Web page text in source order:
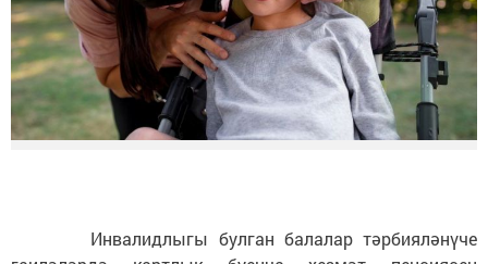
Инвалидлыгы булган балалар тәрбияләнүче